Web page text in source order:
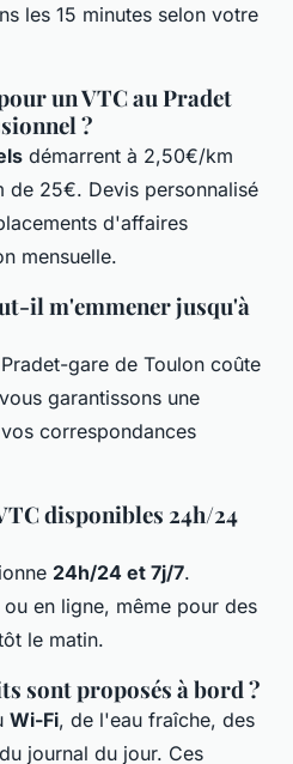
les 15 minutes selon votre
un VTC au Pradet
?
démarrent à 2,50€/km
de 25€. Devis personnalisé
d'affaires
mensuelle.
il m'emmener jusqu'à
gare de Toulon coûte
garantissons une
correspondances
disponibles 24h/24
24h/24 et 7j/7.
en ligne, même pour des
le matin.
sont proposés à bord ?
Wi-Fi, de l'eau fraîche, des
journal du jour. Ces